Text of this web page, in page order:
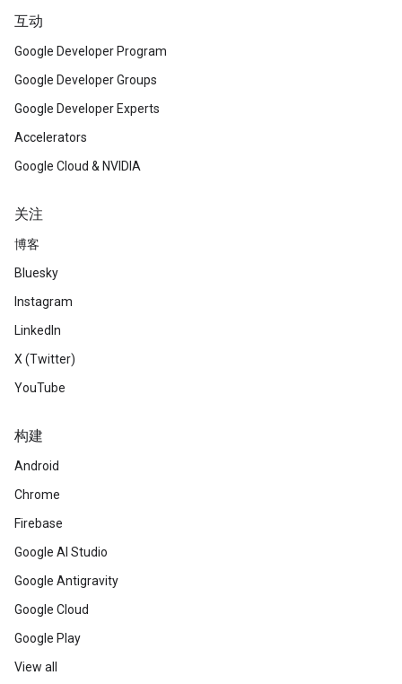
互动
Google Developer Program
Google Developer Groups
Google Developer Experts
Accelerators
Google Cloud & NVIDIA
关注
博客
Bluesky
Instagram
LinkedIn
X (Twitter)
YouTube
构建
Android
Chrome
Firebase
Google AI Studio
Google Antigravity
Google Cloud
Google Play
View all